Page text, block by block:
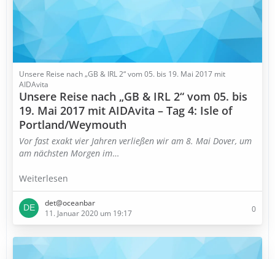
Unsere Reise nach „GB & IRL 2“ vom 05. bis 19. Mai 2017 mit
AIDAvita
Unsere Reise nach „GB & IRL 2“ vom 05. bis
19. Mai 2017 mit AIDAvita – Tag 4: Isle of
Portland/Weymouth
Vor fast exakt vier Jahren verließen wir am 8. Mai Dover, um
am nächsten Morgen im…
Weiterlesen
det@oceanbar
11. Januar 2020 um 19:17
0